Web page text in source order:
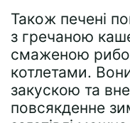
Також печені
з гречаною
смаженою
котлетами.
закускою та
повсякденне